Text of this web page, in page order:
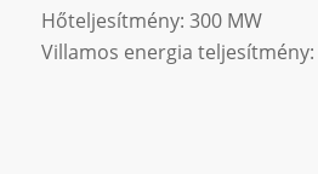
Hőteljesítmény: 300 MW
Villamos energia teljesítmény: